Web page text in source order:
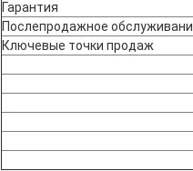
Гарантия
Послепродажное
Ключевые точки продаж